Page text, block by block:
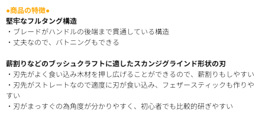
●商品の特徴●
堅牢なフルタング構造
・ブレードがハンドルの後端まで貫通している構造
・丈夫なので、バトニングもできる
薪割りなどのブッシュクラフトに適したスカンジグラインド形状の刃
・刃先がよく食い込み木材を押し広げることができるので、薪割りもしやすい
・刃先がストレートなので適度に刃が食い込み、フェザースティックも作りや
すい
・刃がまっすぐの為角度が分かりやすく、初心者でも比較的研ぎやすい